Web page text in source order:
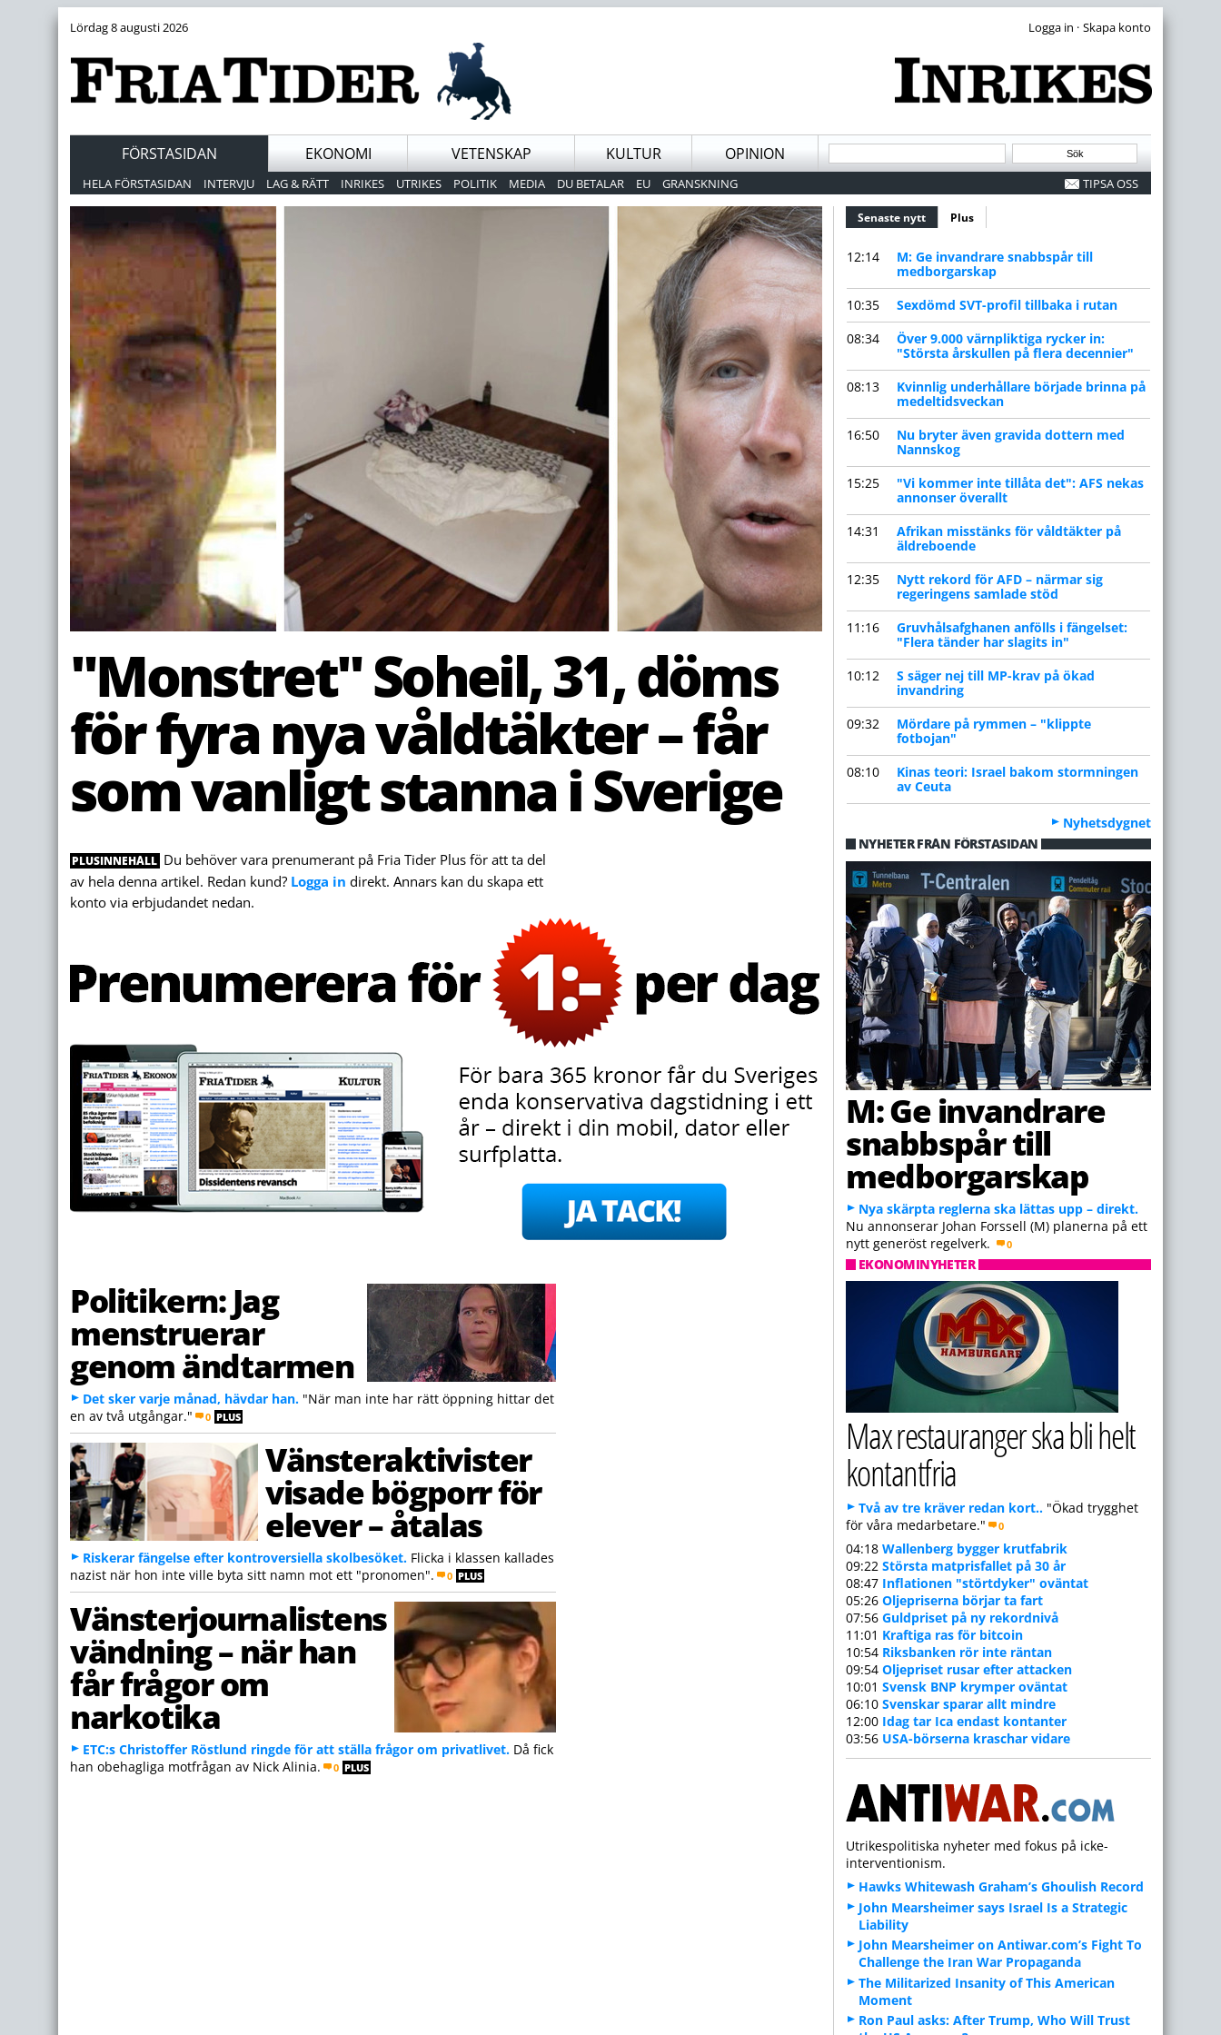
Lördag 8 augusti 2026 ·
FÖRSTASIDAN EKONOMI VETENSKAP KULTUR OPINION
HELA FÖRSTASIDAN INTERVJU LAG & RÄTT INRIKES UTRIKES POLITIK MEDIA DU BETALAR EU GRANSKNING TIPSA OSS
"Monstret" Soheil, 31, döms
för fyra nya våldtäkter – får
som vanligt stanna i Sverige
PLUSINNEHÅLLDu behöver vara prenumerant på Fria Tider Plus för att ta del
av hela denna artikel. Redan kund? Logga in direkt. Annars kan du skapa ett
konto via erbjudandet nedan.
Politikern: Jag
menstruerar
genom ändtarmen
Det sker varje månad, hävdar han. "När man inte har rätt öppning hittar det
en av två utgångar."
0 PLUS
Vänsteraktivister
visade bögporr för
elever – åtalas
Riskerar fängelse efter kontroversiella skolbesöket. Flicka i klassen kallades
nazist när hon inte ville byta sitt namn mot ett "pronomen".
0 PLUS
Vänsterjournalistens
vändning – när han
får frågor om
narkotika
ETC:s Christoffer Röstlund ringde för att ställa frågor om privatlivet. Då fick
han obehagliga motfrågan av Nick Alinia.
0 PLUS
Senaste nytt (aktiv flik)
Plus
12:14
M: Ge invandrare snabbspår till
medborgarskap
10:35
Sexdömd SVT-profil tillbaka i rutan
08:34
Över 9.000 värnpliktiga rycker in:
"Största årskullen på flera decennier"
08:13
Kvinnlig underhållare började brinna på
medeltidsveckan
16:50
Nu bryter även gravida dottern med
Nannskog
15:25
"Vi kommer inte tillåta det": AFS nekas
annonser överallt
14:31
Afrikan misstänks för våldtäkter på
äldreboende
12:35
Nytt rekord för AFD – närmar sig
regeringens samlade stöd
11:16
Gruvhålsafghanen anfölls i fängelset:
"Flera tänder har slagits in"
10:12
S säger nej till MP-krav på ökad
invandring
09:32
Mördare på rymmen – "klippte
fotbojan"
08:10
Kinas teori: Israel bakom stormningen
av Ceuta
Nyhetsdygnet
NYHETER FRÅN FÖRSTASIDAN
M: Ge invandrare
snabbspår till
medborgarskap
Nya skärpta reglerna ska lättas upp – direkt.
Nu annonserar Johan Forssell (M) planerna på ett
nytt generöst regelverk.
0
EKONOMINYHETER
Max restauranger ska bli helt
kontantfria
Två av tre kräver redan kort.. "Ökad trygghet
för våra medarbetare."
0
04:18 Wallenberg bygger krutfabrik
09:22 Största matprisfallet på 30 år
08:47 Inflationen "störtdyker" oväntat
05:26 Oljepriserna börjar ta fart
07:56 Guldpriset på ny rekordnivå
11:01 Kraftiga ras för bitcoin
10:54 Riksbanken rör inte räntan
09:54 Oljepriset rusar efter attacken
10:01 Svensk BNP krymper oväntat
06:10 Svenskar sparar allt mindre
12:00 Idag tar Ica endast kontanter
03:56 USA-börserna kraschar vidare
Utrikespolitiska nyheter med fokus på icke-
interventionism.
Hawks Whitewash Graham’s Ghoulish Record
John Mearsheimer says Israel Is a Strategic
Liability
John Mearsheimer on Antiwar.com’s Fight To
Challenge the Iran War Propaganda
The Militarized Insanity of This American
Moment
Ron Paul asks: After Trump, Who Will Trust